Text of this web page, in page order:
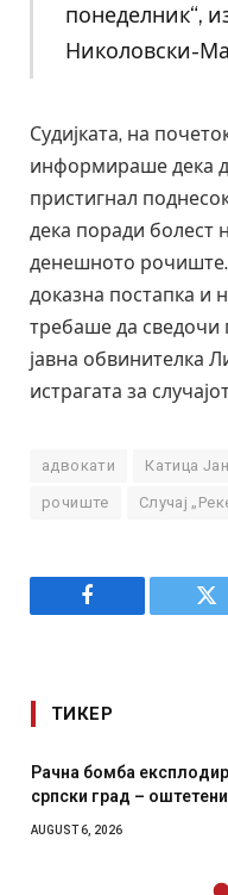
понеделник“,
Николовски-
Судијката, на
информираше дека
пристигнал
дека поради болест
денешното рочиште.
доказна постапка
требаше да сведочи
јавна обвинителка
истрагата за
адвокати Катица
рочиште Случај
Facebook
ТИКЕР
И Данска се
месечна воена
AUGUST 4, 2026